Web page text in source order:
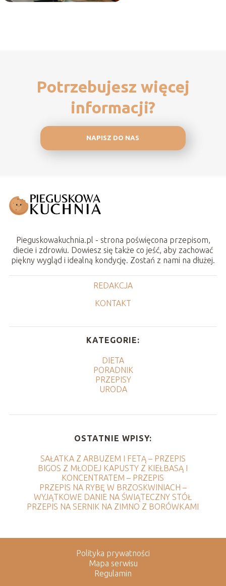
Potrzebujesz więcej
informacji?
NAPISZ DO NAS
Pieguskowakuchnia.pl - strona poświęcona przepisom,
diecie i zdrowiu. Dowiesz się także co jeść, aby zachować
piękny wygląd i idealną kondycję. Zostań z nami na dłużej.
REDAKCJA
KONTAKT
KATEGORIE:
DIETA
PORADNIK
PRZEPISY
URODA
OSTATNIE WPISY:
SAŁATKA Z ARBUZEM I FETĄ – PRZEPIS
BIGOS Z MŁODEJ KAPUSTY Z KIEŁBASĄ I
KONCENTRATEM – PRZEPIS
PRZEPIS NA RYBĘ W BRZOSKWINIACH –
WYJĄTKOWE DANIE NA ŚWIĄTECZNY STÓŁ
PRZEPIS NA SERNIK NA ZIMNO Z BORÓWKAMI
Polityka prywatności
Mapa serwisu
Regulamin